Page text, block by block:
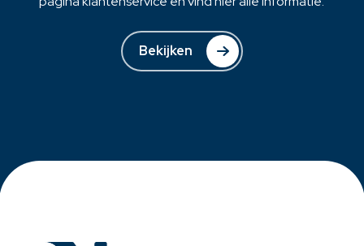
Bekijken